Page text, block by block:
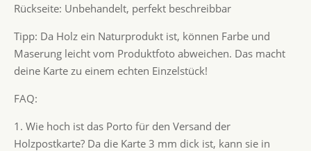
Rückseite: Unbehandelt, perfekt beschreibbar
Tipp: Da Holz ein Naturprodukt ist, können Farbe und
Maserung leicht vom Produktfoto abweichen. Das macht
deine Karte zu einem echten Einzelstück!
FAQ:
1. Wie hoch ist das Porto für den Versand der
Holzpostkarte? Da die Karte 3 mm dick ist, kann sie in